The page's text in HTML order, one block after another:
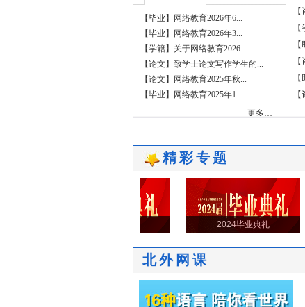
【毕业】网络教育2026年6...
【毕业】网络教育2026年3...
【学籍】关于网络教育2026...
【论文】致学士论文写作学生的...
【论文】网络教育2025年秋...
【毕业】网络教育2025年1...
更多…
精彩专题
2024毕业典礼
北外网课